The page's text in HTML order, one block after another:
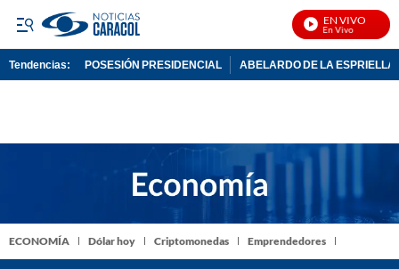
EN VIVO
Tendencias: POSESIÓN PRESIDENCIAL ABELARDO DE LA ESPRIELLA
ECONOMÍA Dólar hoy Criptomonedas Emprendedores